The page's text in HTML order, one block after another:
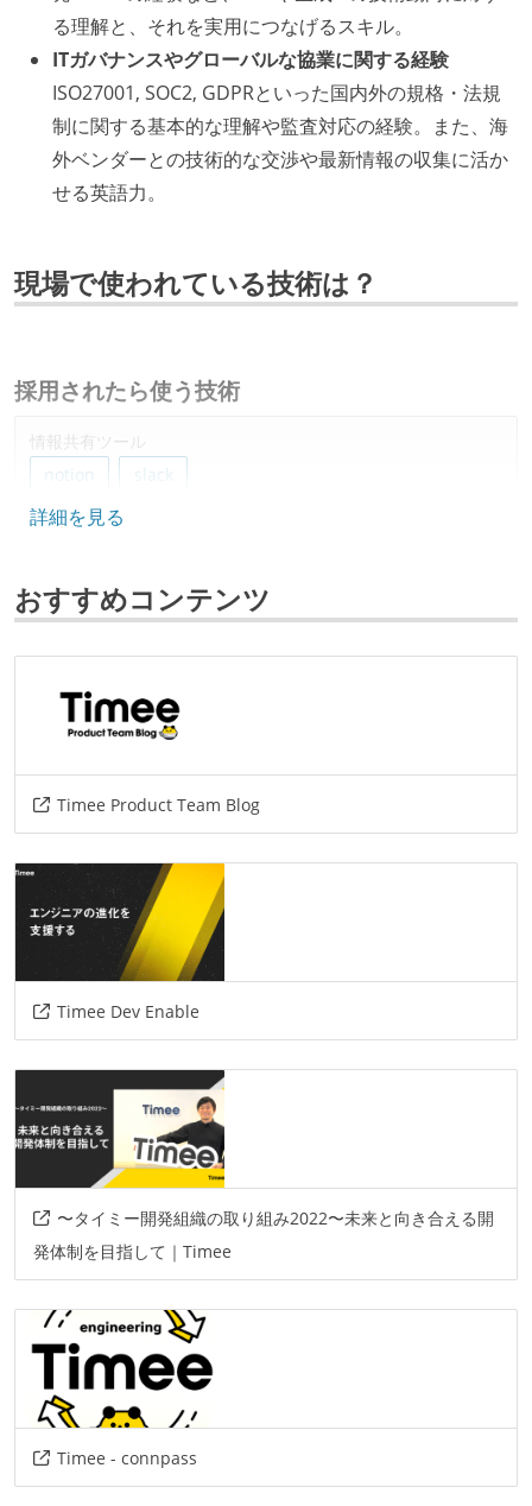
る理解と、それを実用につなげるスキル。
ITガバナンスやグローバルな協業に関する経験
ISO27001, SOC2, GDPRといった国内外の規格・法規
制に関する基本的な理解や監査対応の経験。また、海
外ベンダーとの技術的な交渉や最新情報の収集に活か
せる英語力。
現場で使われている技術は？
採用されたら使う技術
情報共有ツール
notion
slack
その他
その他、現場で使われている技術
lookml
データベース
embulk
google-bigquery
その他
trocco
fivetram
terraform--looker
詳細を見る
おすすめコンテンツ
Timee Product Team Blog
Timee Dev Enable
〜タイミー開発組織の取り組み2022〜未来と向き合える開
発体制を目指して｜Timee
Timee - connpass